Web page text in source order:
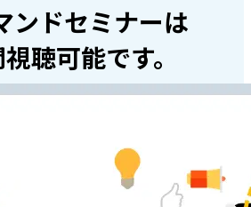
ンドセミナーは
聴可能です。